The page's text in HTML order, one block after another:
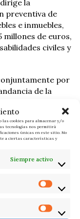
las cookies para almacenar y/o
tecnologías nos permitirá
únicas en este sitio. No
a ciertas características y
Siempre activo
la
preventiva de
e inmuebles,
de euros,
civiles y
por
de la
habiendo
núm. 3 de
Anticorrupción
con el apoyo y
Unidad
de Investigación
la Unidad de